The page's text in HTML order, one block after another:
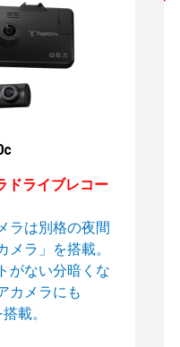
ドライブレコー
ラは別格の夜間
メラ」を搭載。
がない分暗くな
カメラにも
載。